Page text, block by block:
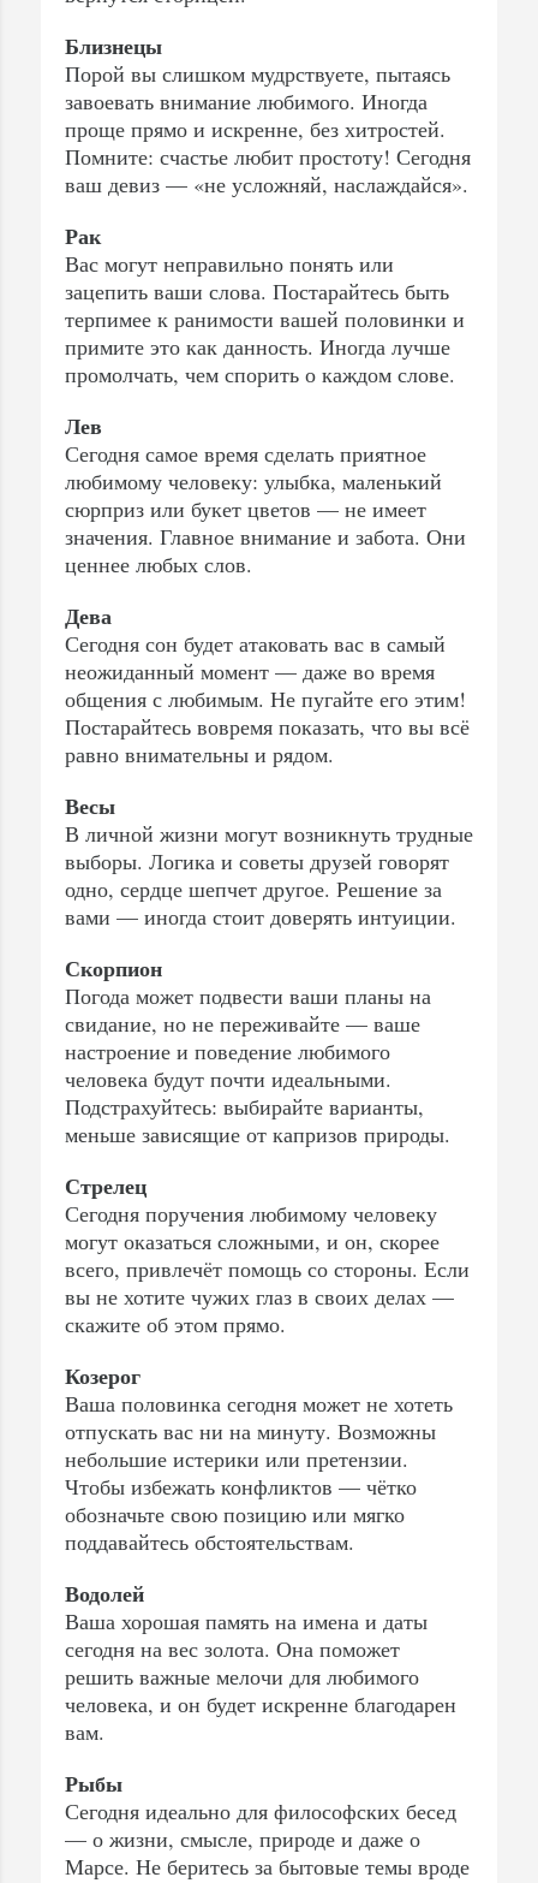
Близнецы
Порой вы слишком мудрствуете, пытаясь
завоевать внимание любимого. Иногда
проще прямо и искренне, без хитростей.
Помните: счастье любит простоту! Сегодня
ваш девиз — «не усложняй, наслаждайся».
Рак
Вас могут неправильно понять или
зацепить ваши слова. Постарайтесь быть
терпимее к ранимости вашей половинки и
примите это как данность. Иногда лучше
промолчать, чем спорить о каждом слове.
Лев
Сегодня самое время сделать приятное
любимому человеку: улыбка, маленький
сюрприз или букет цветов — не имеет
значения. Главное внимание и забота. Они
ценнее любых слов.
Дева
Сегодня сон будет атаковать вас в самый
неожиданный момент — даже во время
общения с любимым. Не пугайте его этим!
Постарайтесь вовремя показать, что вы всё
равно внимательны и рядом.
Весы
В личной жизни могут возникнуть трудные
выборы. Логика и советы друзей говорят
одно, сердце шепчет другое. Решение за
вами — иногда стоит доверять интуиции.
Скорпион
Погода может подвести ваши планы на
свидание, но не переживайте — ваше
настроение и поведение любимого
человека будут почти идеальными.
Подстрахуйтесь: выбирайте варианты,
меньше зависящие от капризов природы.
Стрелец
Сегодня поручения любимому человеку
могут оказаться сложными, и он, скорее
всего, привлечёт помощь со стороны. Если
вы не хотите чужих глаз в своих делах —
скажите об этом прямо.
Козерог
Ваша половинка сегодня может не хотеть
отпускать вас ни на минуту. Возможны
небольшие истерики или претензии.
Чтобы избежать конфликтов — чётко
обозначьте свою позицию или мягко
поддавайтесь обстоятельствам.
Водолей
Ваша хорошая память на имена и даты
сегодня на вес золота. Она поможет
решить важные мелочи для любимого
человека, и он будет искренне благодарен
вам.
Рыбы
Сегодня идеально для философских бесед
— о жизни, смысле, природе и даже о
Марсе. Не беритесь за бытовые темы вроде